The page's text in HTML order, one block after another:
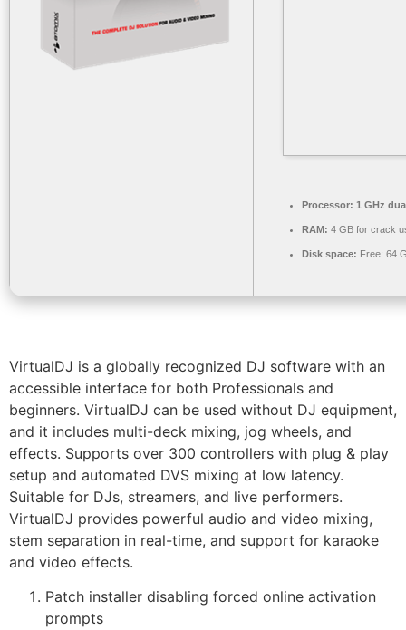
Processor: 1 GHz
RAM: 4 GB for crack
Disk space: Free: 64
VirtualDJ is a globally recognized DJ software with an
accessible interface for both Professionals and
beginners. VirtualDJ can be used without DJ equipment,
and it includes multi-deck mixing, jog wheels, and
effects. Supports over 300 controllers with plug & play
setup and automated DVS mixing at low latency.
Suitable for DJs, streamers, and live performers.
VirtualDJ provides powerful audio and video mixing,
stem separation in real-time, and support for karaoke
and video effects.
Patch installer disabling forced online activation
prompts